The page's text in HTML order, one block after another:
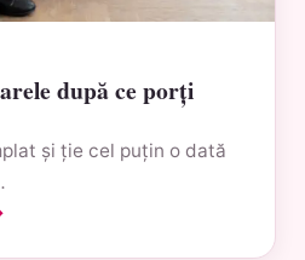
după ce porți
și ție cel puțin o dată